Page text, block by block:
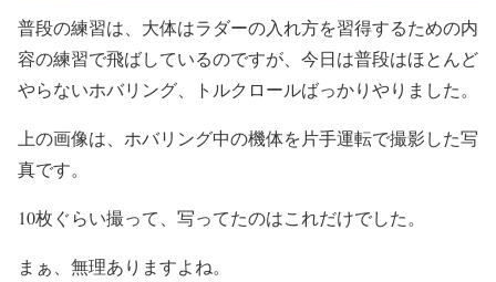
普段の練習は、大体はラダーの入れ方を習得するための内
容の練習で飛ばしているのですが、今日は普段はほとんど
やらないホバリング、トルクロールばっかりやりました。
上の画像は、ホバリング中の機体を片手運転で撮影した写
真です。
10枚ぐらい撮って、写ってたのはこれだけでした。
まぁ、無理ありますよね。